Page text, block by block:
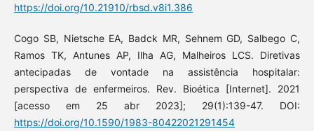
https://doi.org/10.21910/rbsd.v8i1.386
Cogo SB, Nietsche EA, Badck MR, Sehnem GD, Salbego C,
Ramos TK, Antunes AP, Ilha AG, Malheiros LCS. Diretivas
antecipadas de vontade na assistência hospitalar:
perspectiva de enfermeiros. Rev. Bioética [Internet]. 2021
[acesso em 25 abr 2023]; 29(1):139-47. DOI:
https://doi.org/10.1590/1983-80422021291454